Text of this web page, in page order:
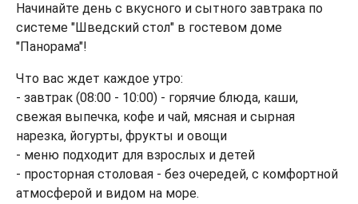
Начинайте день с вкусного и сытного завтрака по
системе "Шведский стол" в гостевом доме
"Панорама"!
Что вас ждет каждое утро:
- завтрак (08:00 - 10:00) - горячие блюда, каши,
свежая выпечка, кофе и чай, мясная и сырная
нарезка, йогурты, фрукты и овощи
- меню подходит для взрослых и детей
- просторная столовая - без очередей, с комфортной
атмосферой и видом на море.